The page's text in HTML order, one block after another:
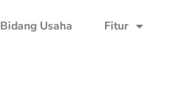
Bidang Usaha Fitur